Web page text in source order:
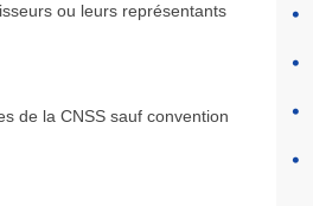
ou leurs représentants
de la CNSS sauf convention